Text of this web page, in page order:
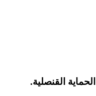
القنصلية.